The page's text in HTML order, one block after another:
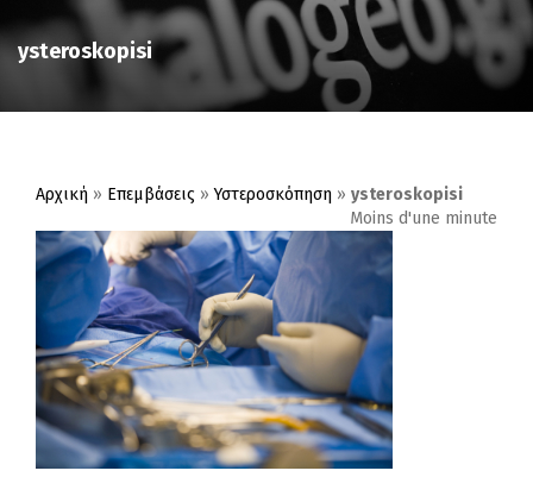
ysteroskopisi
Αρχική » Επεμβάσεις »Υστεροσκόπηση » ysteroskopisi
Moins d'une minute